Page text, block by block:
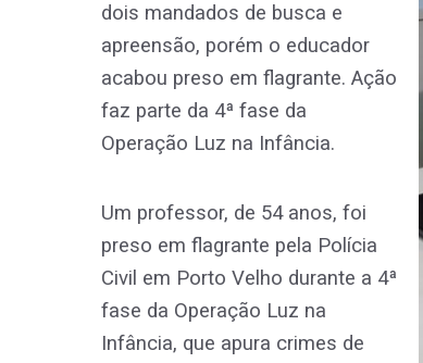
dois mandados de busca e
apreensão, porém o educador
acabou preso em flagrante. Ação
faz parte da 4ª fase da
Operação Luz na Infância.
Um professor, de 54 anos, foi
preso em flagrante pela Polícia
Civil em Porto Velho durante a 4ª
fase da Operação Luz na
Infância, que apura crimes de